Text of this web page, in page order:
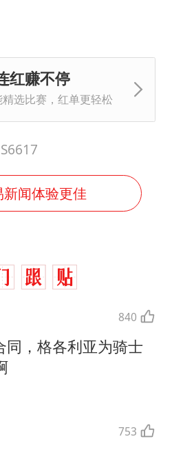
红赚不停
选比赛，红单更轻松
闻体验更佳
840
同，格各利亚为骑士
753